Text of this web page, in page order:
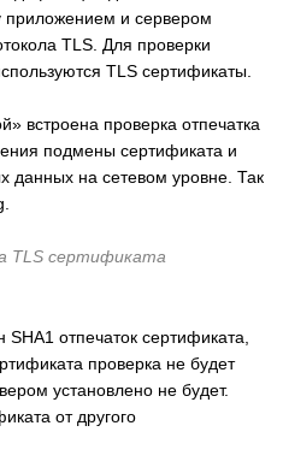
и сервером
TLS. Для проверки
TLS сертификаты.
встроена проверка отпечатка
подмены сертификата и
данных на сетевом уровне. Так
TLS сертификата
отпечаток сертификата,
проверка не будет
установлено не будет.
от другого